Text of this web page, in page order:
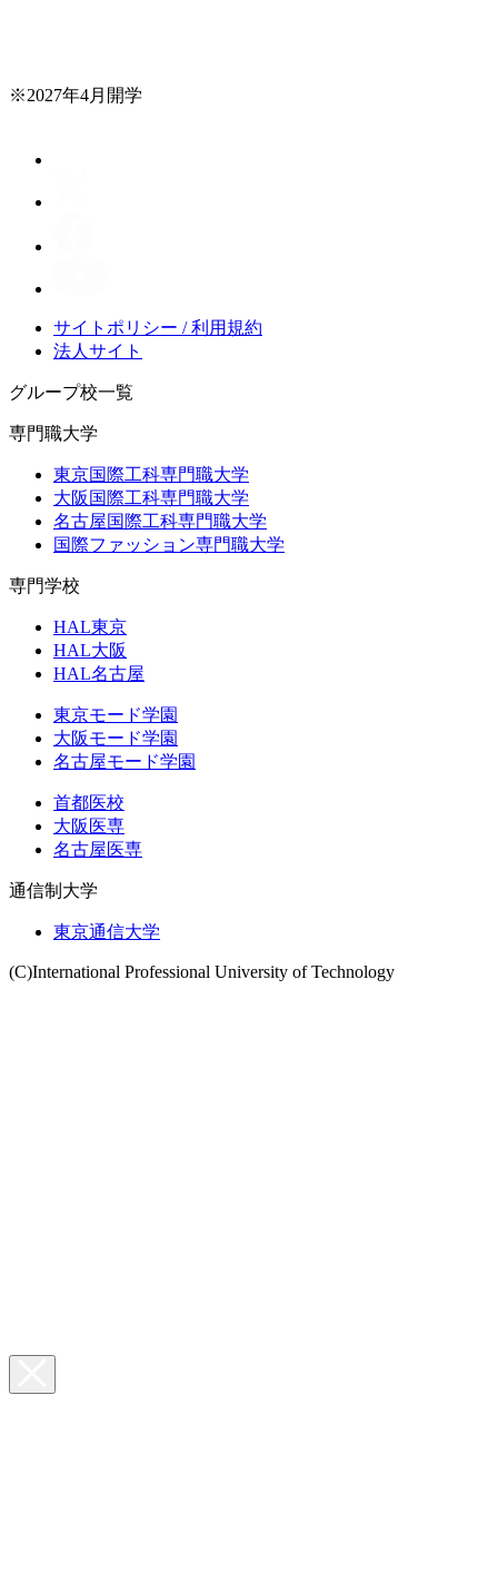
※2027年4月開学
サイトポリシー / 利用規約
法人サイト
グループ校一覧
専門職大学
東京国際工科専門職大学
大阪国際工科専門職大学
名古屋国際工科専門職大学
国際ファッション専門職大学
専門学校
HAL東京
HAL大阪
HAL名古屋
東京モード学園
大阪モード学園
名古屋モード学園
首都医校
大阪医専
名古屋医専
通信制大学
東京通信大学
(C)International Professional University of Technology